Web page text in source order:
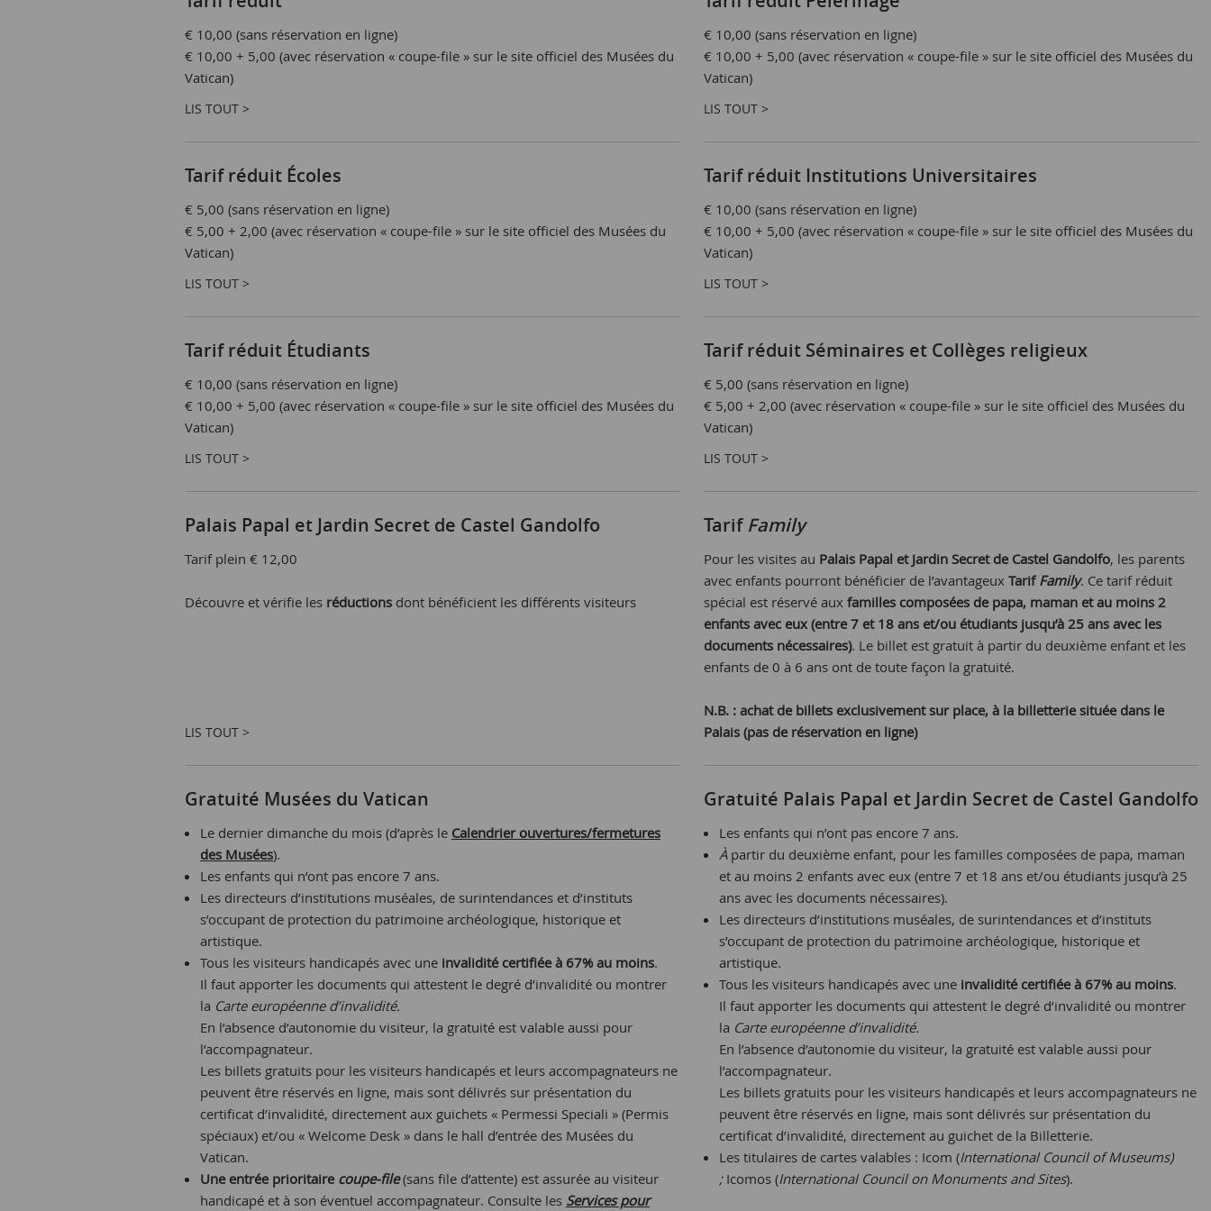
€ 10,00 (sans réservation en ligne)
€ 10,00 + 5,00 (avec réservation « coupe-file » sur le site officiel des Musées du
Vatican)
LIS TOUT >
Tarif réduit Écoles
€ 5,00 (sans réservation en ligne)
€ 5,00 + 2,00 (avec réservation « coupe-file » sur le site officiel des Musées du
Vatican)
LIS TOUT >
Tarif réduit Étudiants
€ 10,00 (sans réservation en ligne)
€ 10,00 + 5,00 (avec réservation « coupe-file » sur le site officiel des Musées du
Vatican)
LIS TOUT >
Palais Papal et Jardin Secret de Castel Gandolfo
Tarif plein € 12,00
Découvre et vérifie les réductionsdont bénéficient les différents visiteurs
LIS TOUT >
Gratuité Musées du Vatican
Le dernier dimanche du mois (d’après le Calendrier ouvertures/fermetures
des Musées).
Les enfants qui n’ont pas encore 7 ans.
Les directeurs d’institutions muséales, de surintendances et d’instituts
s’occupant de protection du patrimoine archéologique, historique et
artistique.
Tous les visiteurs handicapés avec une invalidité certifiée à 67% au moins.
Il faut apporter les documents qui attestent le degré d’invalidité ou montrer
la Carte européenne d’invalidité.
En l’absence d’autonomie du visiteur, la gratuité est valable aussi pour
l’accompagnateur.
Les billets gratuits pour les visiteurs handicapés et leurs accompagnateurs ne
peuvent être réservés en ligne, mais sont délivrés sur présentation du
certificat d’invalidité, directement aux guichets « Permessi Speciali » (Permis
spéciaux) et/ou « Welcome Desk » dans le hall d’entrée des Musées du
Vatican.
Une entrée prioritaire coupe-file(sans file d’attente) est assurée au visiteur
handicapé et à son éventuel accompagnateur. Consulte les Services pour
€ 10,00 (sans réservation en ligne)
€ 10,00 + 5,00 (avec réservation « coupe-file » sur le site officiel des Musées du
Vatican)
LIS TOUT >
Tarif réduit Institutions Universitaires
€ 10,00 (sans réservation en ligne)
€ 10,00 + 5,00 (avec réservation « coupe-file » sur le site officiel des Musées du
Vatican)
LIS TOUT >
Tarif réduit Séminaires et Collèges religieux
€ 5,00 (sans réservation en ligne)
€ 5,00 + 2,00 (avec réservation « coupe-file » sur le site officiel des Musées du
Vatican)
LIS TOUT >
Tarif Family
Pour les visites au Palais Papal et Jardin Secret de Castel Gandolfo, les parents
avec enfants pourront bénéficier de l’avantageux TarifFamily. Ce tarif réduit
spécial est réservé aux familles composées de papa, maman et au moins 2
enfants avec eux (entre 7 et 18 ans et/ou étudiants jusqu’à 25 ans avec les
documents nécessaires). Le billet est gratuit à partir du deuxième enfant et les
enfants de 0 à 6 ans ont de toute façon la gratuité.
N.B. : achat de billets exclusivement sur place, à la billetterie située dans le
Palais (pas de réservation en ligne)
Gratuité Palais Papal et Jardin Secret de Castel Gandolfo
Les enfants qui n’ont pas encore 7 ans.
À partir du deuxième enfant, pour les familles composées de papa, maman
et au moins 2 enfants avec eux (entre 7 et 18 ans et/ou étudiants jusqu’à 25
ans avec les documents nécessaires).
Les directeurs d’institutions muséales, de surintendances et d’instituts
s’occupant de protection du patrimoine archéologique, historique et
artistique.
Tous les visiteurs handicapés avec une invalidité certifiée à 67% au moins.
Il faut apporter les documents qui attestent le degré d’invalidité ou montrer
la Carte européenne d’invalidité.
En l’absence d’autonomie du visiteur, la gratuité est valable aussi pour
l’accompagnateur.
Les billets gratuits pour les visiteurs handicapés et leurs accompagnateurs ne
peuvent être réservés en ligne, mais sont délivrés sur présentation du
certificat d’invalidité, directement au guichet de la Billetterie.
Les titulaires de cartes valables : Icom (International Council of Museums)
; Icomos (International Council on Monuments and Sites).